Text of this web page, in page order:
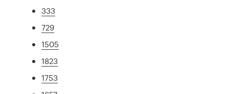
333
729
1505
1823
1753